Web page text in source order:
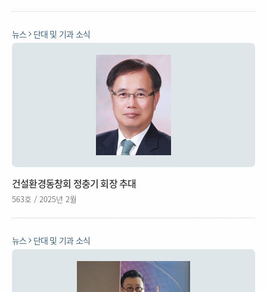
뉴스 단대 및 기과 소식
건설환경동창회 정충기 회장 추대
563호 / 2025년 2월
뉴스 단대 및 기과 소식